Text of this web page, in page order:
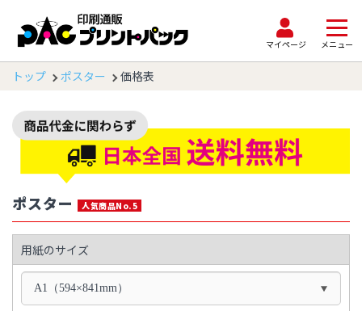
マイページ メニュー
トップ ポスター 価格表
ポスター 人気商品No.5
用紙のサイズ
A1（594×841mm）